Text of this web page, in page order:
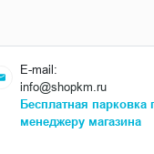
E-mail:
info@shopkm.ru
Бесплатная
менеджеру магазина